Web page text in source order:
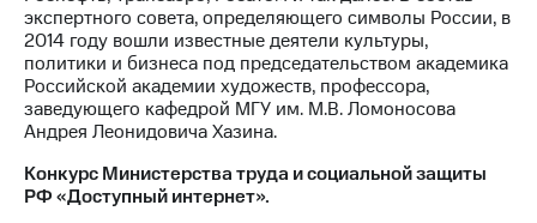
экспертного совета, определяющего символы России, в
2014 году вошли известные деятели культуры,
политики и бизнеса под председательством академика
Российской академии художеств, профессора,
заведующего кафедрой МГУ им. М.В. Ломоносова
Андрея Леонидовича Хазина.
Конкурс Министерства труда и социальной защиты
РФ «Доступный интернет».